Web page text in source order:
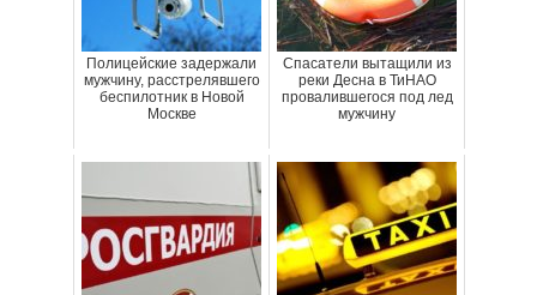
Полицейские задержали
мужчину, расстрелявшего
беспилотник в Новой
Москве
Спасатели вытащили из
реки Десна в ТиНАО
провалившегося под лед
мужчину